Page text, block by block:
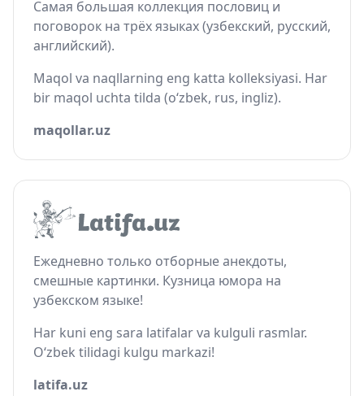
Самая большая коллекция пословиц и
поговорок на трёх языках (узбекский, русский,
английский).
Maqol va naqllarning eng katta kolleksiyasi. Har
bir maqol uchta tilda (o‘zbek, rus, ingliz).
maqollar.uz
Ежедневно только отборные анекдоты,
смешные картинки. Кузница юмора на
узбекском языке!
Har kuni eng sara latifalar va kulguli rasmlar.
O‘zbek tilidagi kulgu markazi!
latifa.uz